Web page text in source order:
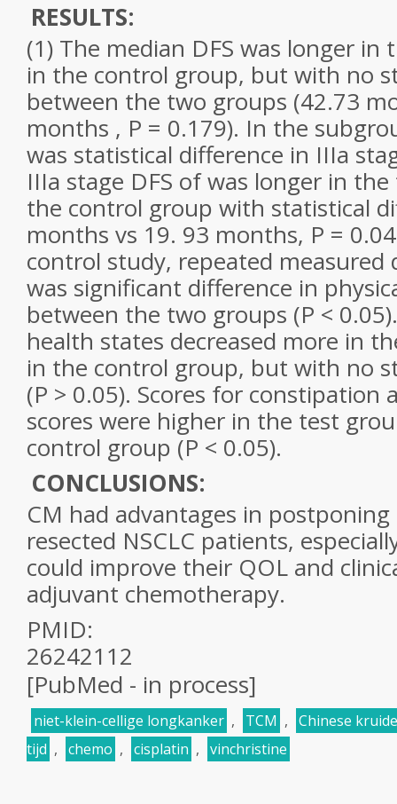
RESULTS:
(1) The median DFS was longer
in the control group, but with no
between the two groups (42.73
months , P = 0.179). In the
was statistical difference in IIIa
IIIa stage DFS of was longer in
the control group with statistical
months vs 19. 93 months, P =
control study, repeated measured
was significant difference in
between the two groups (P <
health states decreased more in
in the control group, but with no
(P > 0.05). Scores for constipation
scores were higher in the test
control group (P < 0.05).
CONCLUSIONS:
CM had advantages in postponing
resected NSCLC patients,
could improve their QOL and
adjuvant chemotherapy.
PMID:
26242112
[PubMed - in process]
niet-klein-cellige longkanker , TCM , Chinese
tijd , chemo , cisplatin , vinchristine